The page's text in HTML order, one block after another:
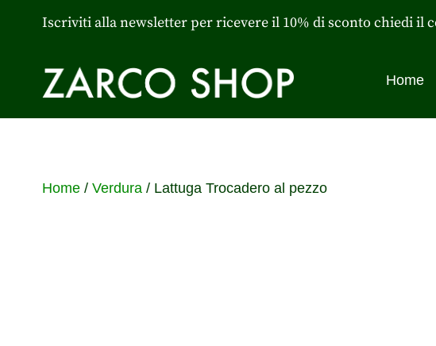
Iscriviti alla newsletter per ricevere il 10% di sconto chiedi il
Home
Home/ Verdura/ Lattuga Trocadero al pezzo